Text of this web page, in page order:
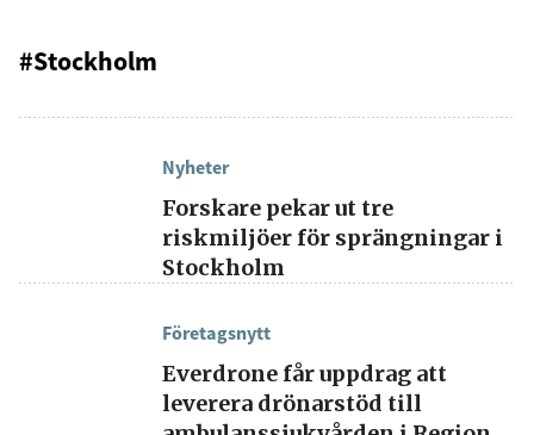
#Stockholm
Nyheter
Forskare pekar ut tre
riskmiljöer för sprängningar i
Stockholm
Företagsnytt
Everdrone får uppdrag att
leverera drönarstöd till
Anmäl dig till vårt nyhetsbrev!
Genom att klicka på "Prenumerera" ger du
samtycke till att vi sparar och använder dina
integritetspolicy.